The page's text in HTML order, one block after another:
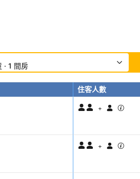
· 1 間房
住客人數
+
+